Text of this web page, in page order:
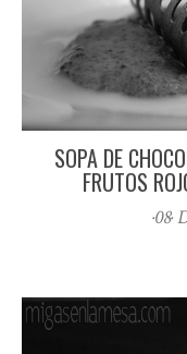
SOPA DE
FRUTOS